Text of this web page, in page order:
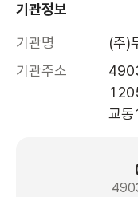
기관정보
기관명
(주)
기관주소
교동